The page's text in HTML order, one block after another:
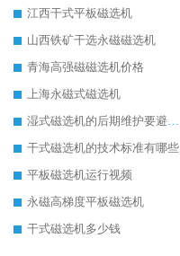
江西干式平板磁选机
山西铁矿干选永磁磁选机
青海高强磁磁选机价格
上海永磁式磁选机
湿式磁选机的后期维护要避开哪些坑
干式磁选机的技术标准有哪些
平板磁选机运行视频
永磁高梯度平板磁选机
干式磁选机多少钱